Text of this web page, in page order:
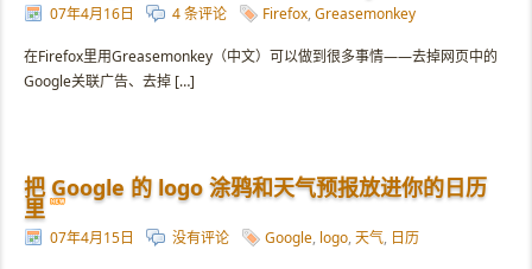
07年4月16日 4 条评论 Firefox, Greasemonkey
在Firefox里用Greasemonkey（中文）可以做到很多事情——去掉网页中的
Google关联广告、去掉 […]
把 Google 的 logo 涂鸦和天气预报放进你的日历
里
07年4月15日 没有评论 Google, logo, 天气, 日历